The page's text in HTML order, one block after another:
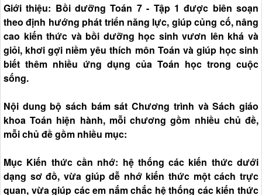
Giới thiệu: Bồi dưỡng Toán 7 - Tập 1 được biên soạn
theo định hướng phát triển năng lực, giúp củng cố, nâng
cao kiến thức và bồi dưỡng học sinh vươn lên khá và
giỏi, khơi gợi niềm yêu thích môn Toán và giúp học sinh
biết thêm nhiều ứng dụng của Toán học trong cuộc
sống.
Nội dung bộ sách bám sát Chương trình và Sách giáo
khoa Toán hiện hành, mỗi chương gồm nhiều chủ đề,
mỗi chủ đề gồm nhiều mục:
Mục Kiến thức cần nhớ: hệ thống các kiến thức dưới
dạng sơ đồ, vừa giúp dễ nhớ kiến thức một cách trực
quan, vừa giúp các em nắm chắc hệ thống các kiến thức